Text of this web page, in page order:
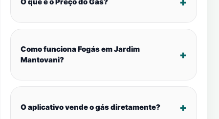
Como funciona Fogás em Jardim
Mantovani?
O aplicativo vende o gás diretamente?